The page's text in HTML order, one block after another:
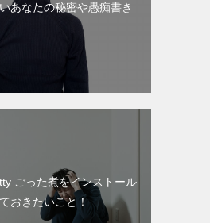
あなたの秘密や愚痴書き
ごった煮をインストール
おきたいこと！